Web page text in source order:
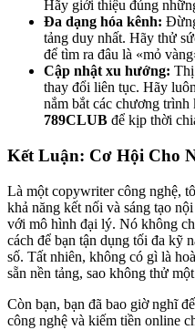
Hãy giới thiệu đúng
Đa dạng hóa kênh:
tảng duy nhất. Hãy thử
để tìm ra đâu là «mỏ
Cập nhật xu hướng:
thay đổi liên tục. Hãy
nắm bắt các chương
789CLUB để kịp thời
Kết Luận: Cơ Hội Cho
Là một copywriter công nghệ,
khả năng kết nối và sáng tạo
với mô hình đại lý. Nó không
cách để bạn tận dụng tối đa kỹ
số. Tất nhiên, không có gì là
sẵn nền tảng, sao không thử
Còn bạn, bạn đã bao giờ nghĩ
công nghệ và kiếm tiền online